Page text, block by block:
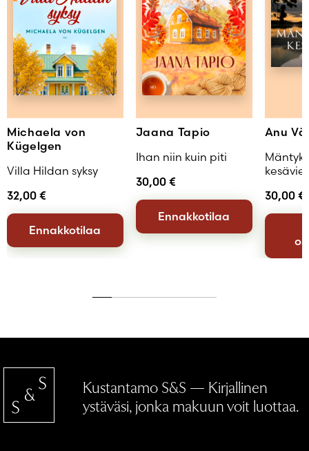
Michaela von
Kügelgen
Villa Hildan syksy
32,00 €
Ennakkotilaa
Jaana Tapio
Ihan niin kuin piti
30,00 €
Ennakkotilaa
Anu
30,00 €
Kustantamo S&S — Kirjallinen
ystäväsi, jonka makuun voit luottaa.